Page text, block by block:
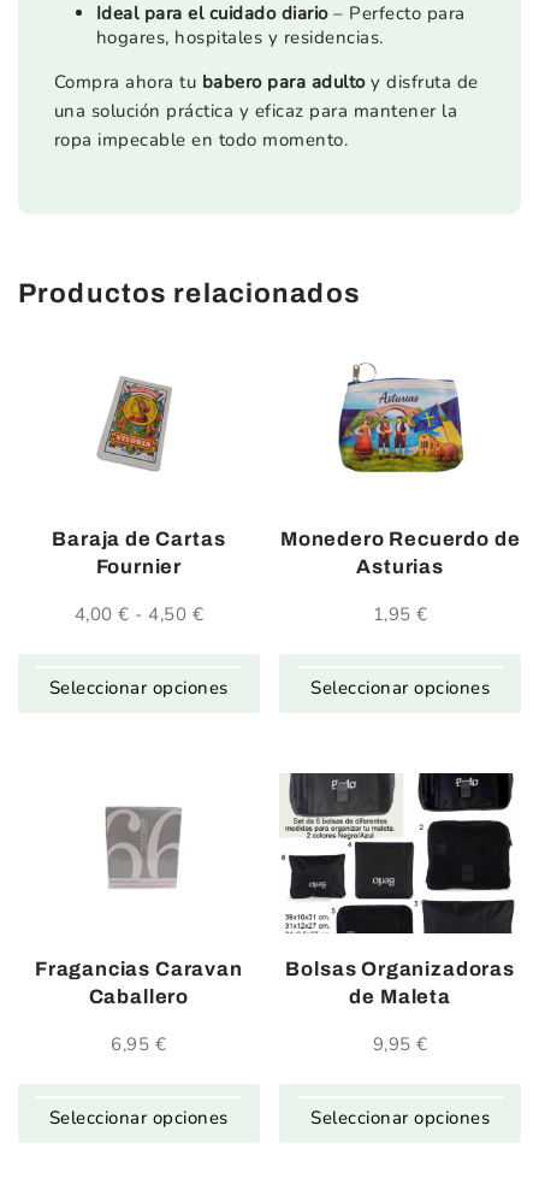
Ideal para el cuidado diario– Perfecto para
hogares, hospitales y residencias.
Compra ahora tu babero para adultoy disfruta de
una solución práctica y eficaz para mantener la
ropa impecable en todo momento.
Productos relacionados
Baraja de Cartas
Fournier
4,00€ - 4,50 €
desde
Seleccionar opciones
Monedero Recuerdo de
Asturias
1,95€
Seleccionar opciones
Fragancias Caravan
Caballero
6,95 €
Seleccionar opciones
Bolsas Organizadoras
de Maleta
9,95€
Seleccionar opciones